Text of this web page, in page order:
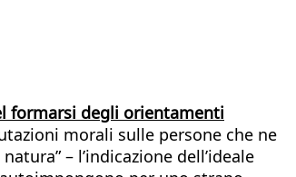
formarsi degli orientamenti
morali sulle persone che ne
– l’indicazione dell’ideale